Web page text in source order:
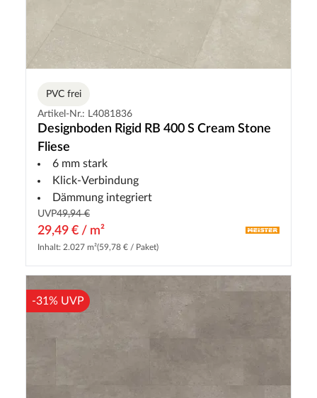
PVC frei
Artikel-Nr.: L4081836
Designboden Rigid RB 400 S Cream Stone
Fliese
6 mm stark
Klick-Verbindung
Dämmung integriert
UVP49,94 €
29,49 € / m²
Inhalt: 2.027 m²(59,78 € / Paket)
-31% UVP